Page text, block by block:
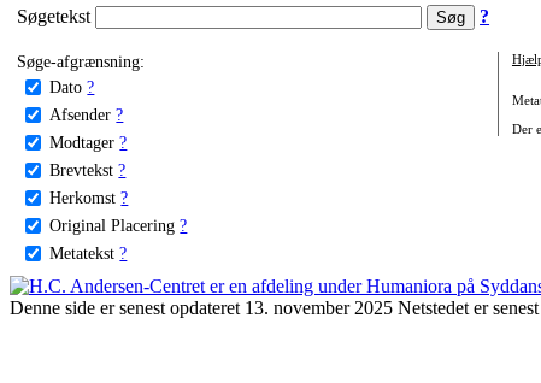
Søgetekst ?
Søge-afgrænsning:
Dato ?
Afsender ?
Modtager ?
Brevtekst ?
Herkomst ?
Original Placering ?
Metatekst ?
Der
Denne side er senest opdateret 13. november 2025 Netstedet er